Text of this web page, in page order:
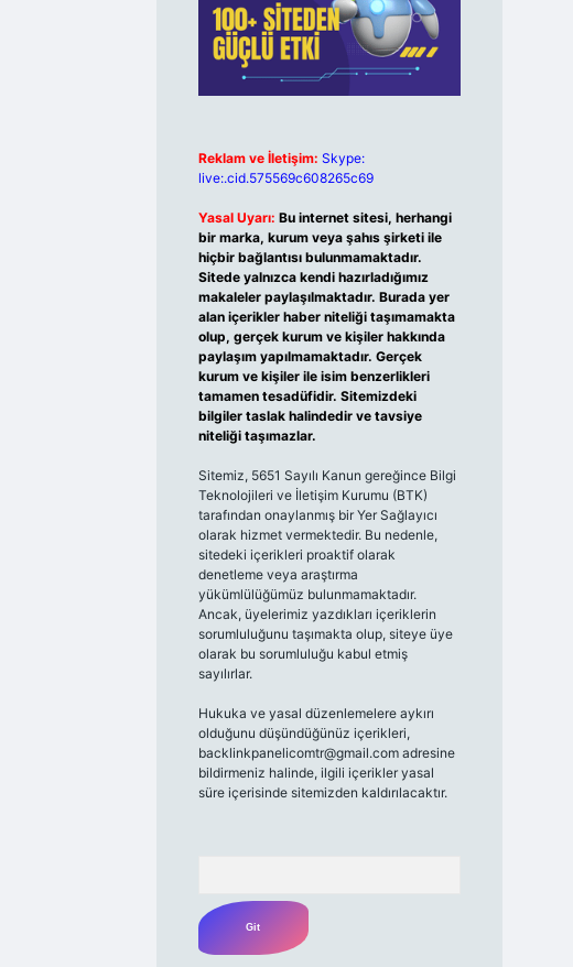
Reklam ve İletişim: Skype:
live:.cid.575569c608265c69
Yasal Uyarı: Bu internet sitesi, herhangi
bir marka, kurum veya şahıs şirketi ile
hiçbir bağlantısı bulunmamaktadır.
Sitede yalnızca kendi hazırladığımız
makaleler paylaşılmaktadır. Burada yer
alan içerikler haber niteliği taşımamakta
olup, gerçek kurum ve kişiler hakkında
paylaşım yapılmamaktadır. Gerçek
kurum ve kişiler ile isim benzerlikleri
tamamen tesadüfidir. Sitemizdeki
bilgiler taslak halindedir ve tavsiye
niteliği taşımazlar.
Sitemiz, 5651 Sayılı Kanun gereğince Bilgi
Teknolojileri ve İletişim Kurumu (BTK)
tarafından onaylanmış bir Yer Sağlayıcı
olarak hizmet vermektedir. Bu nedenle,
sitedeki içerikleri proaktif olarak
denetleme veya araştırma
yükümlülüğümüz bulunmamaktadır.
Ancak, üyelerimiz yazdıkları içeriklerin
sorumluluğunu taşımakta olup, siteye üye
olarak bu sorumluluğu kabul etmiş
sayılırlar.
Hukuka ve yasal düzenlemelere aykırı
olduğunu düşündüğünüz içerikleri,
backlinkpanelicomtr@gmail.comadresine
bildirmeniz halinde, ilgili içerikler yasal
süre içerisinde sitemizden kaldırılacaktır.